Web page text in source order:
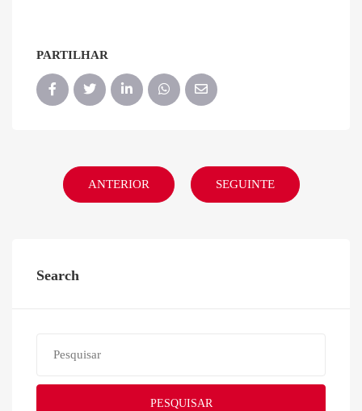
PARTILHAR
ANTERIOR SEGUINTE
Search
PESQUISAR